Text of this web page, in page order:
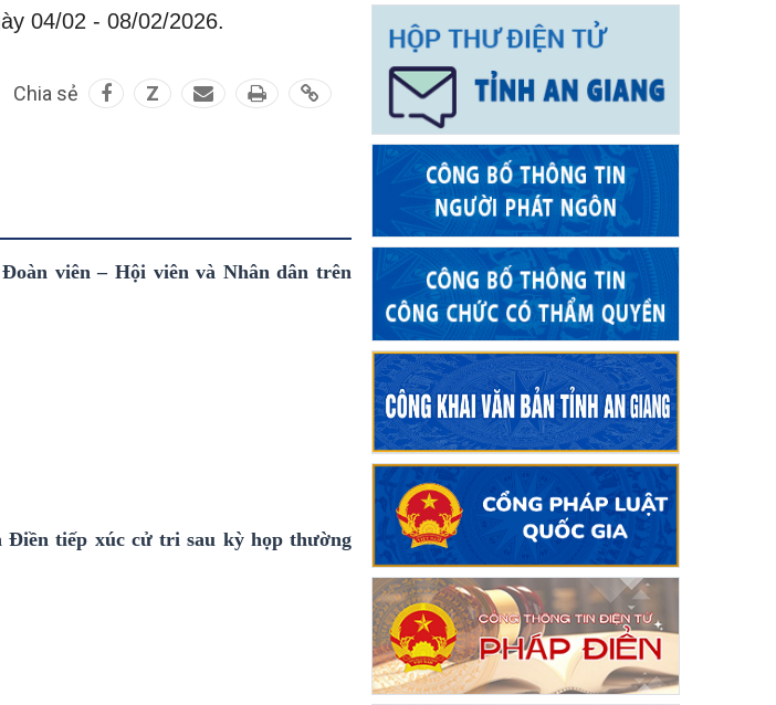
04/02 - 08/02/2026.
Chia sẻ Z
viên – Hội viên và Nhân dân trên
tiếp xúc cử tri sau kỳ họp thường